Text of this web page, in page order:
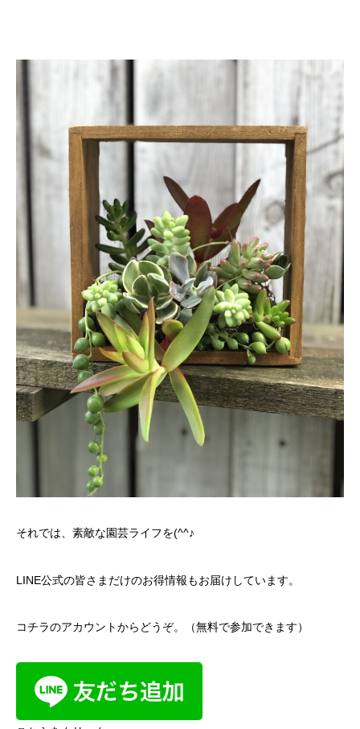
それでは、素敵な園芸ライフを(^^♪
LINE公式の皆さまだけのお得情報もお届けしています。
コチラのアカウントからどうぞ。（無料で参加できます）